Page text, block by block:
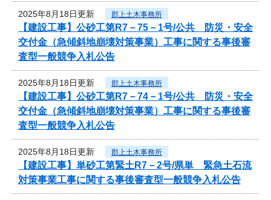
2025年8月18日更新 郡上土木事務所
【建設工事】公砂工第R7－75－1号/公共 防災・安全
交付金（急傾斜地崩壊対策事業）工事に関する事後審
査型一般競争入札公告
2025年8月18日更新 郡上土木事務所
【建設工事】公砂工第R7－74－1号/公共 防災・安全
交付金（急傾斜地崩壊対策事業）工事に関する事後審
査型一般競争入札公告
2025年8月18日更新 郡上土木事務所
【建設工事】単砂工第緊土R7－2号/県単 緊急土石流
対策事業工事に関する事後審査型一般競争入札公告